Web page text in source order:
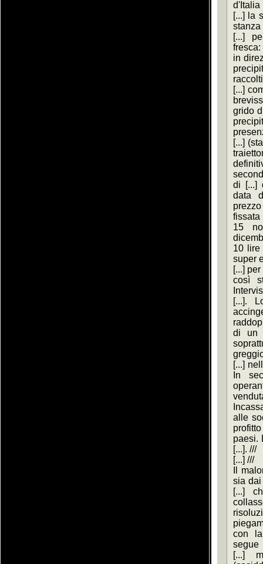
d'Italia
[...] la
[...]
in
[...]
grido
[...]
di [...]
data
15
10 lire
super
[...]
così
[...].
di un
[...]
In
alle
paesi.
[...]. ///
[...] ///
Il
sia dai
[...]
con
segue
[...]